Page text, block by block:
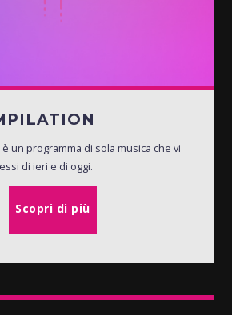
un programma di sola musica che vi
di ieri e di oggi.
Scopri di più